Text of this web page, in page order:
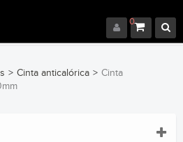
0
> Cinta anticalórica > Cinta